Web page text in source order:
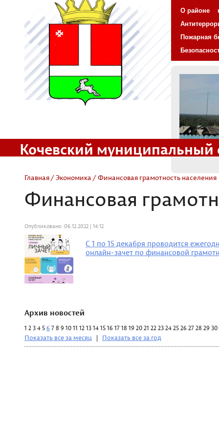
О районе
Пожарная
Кочевский муниципальный
Главная/Экономика / Финансовая грамотность населения
Финансовая
Опубликовано: 06.12.2022 | 14:12
С 1 по 15 декабря проводится
онлайн-зачет по финансовой
Архив новостей
1 2 3 4 5 6 7 8 9 10 11 12 13 14 15 16 17 18 19 20 21 22 23 24 25 26 27 28 29 30
Показать все за месяц Показать все за год